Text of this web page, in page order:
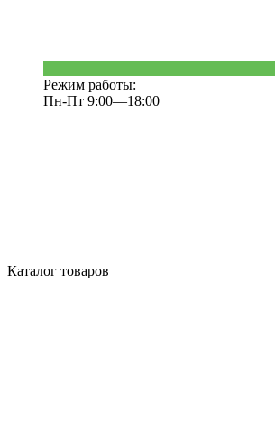
Режим работы:
Пн-Пт 9:00—18:00
Каталог товаров